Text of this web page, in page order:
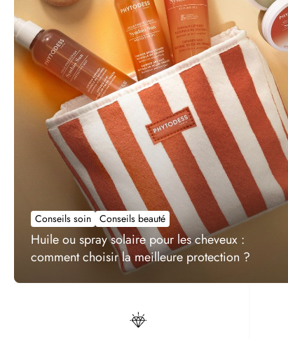
Conseils soin Conseils beauté
Huile ou spray solaire pour les cheveux :
comment choisir la meilleure protection ?